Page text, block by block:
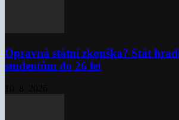
Opravná státní zkouška? Stát
studentům do 26 let